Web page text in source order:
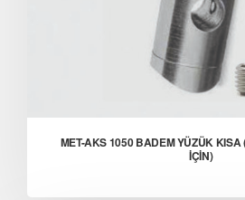
MET-AKS 1050 BADEM YÜZÜK KISA
İÇİN)